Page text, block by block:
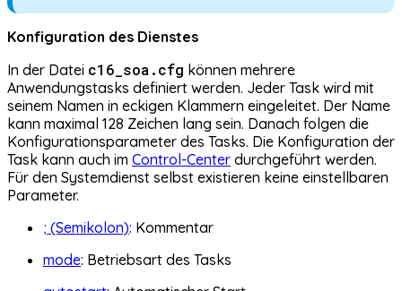
Konfiguration des Dienstes
In der Datei c16_soa.cfg können mehrere
Anwendungstasks definiert werden. Jeder Task wird mit
seinem Namen in eckigen Klammern eingeleitet. Der Name
kann maximal 128 Zeichen lang sein. Danach folgen die
Konfigurationsparameter des Tasks. Die Konfiguration der
Task kann auch im Control-Center durchgeführt werden.
Für den Systemdienst selbst existieren keine einstellbaren
Parameter.
; (Semikolon): Kommentar
mode: Betriebsart des Tasks